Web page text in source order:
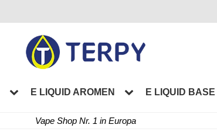
E LIQUID AROMEN E LIQUID BASE
Vape Shop Nr. 1 in Europa